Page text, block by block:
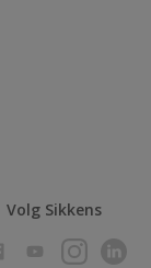
Volg Sikkens